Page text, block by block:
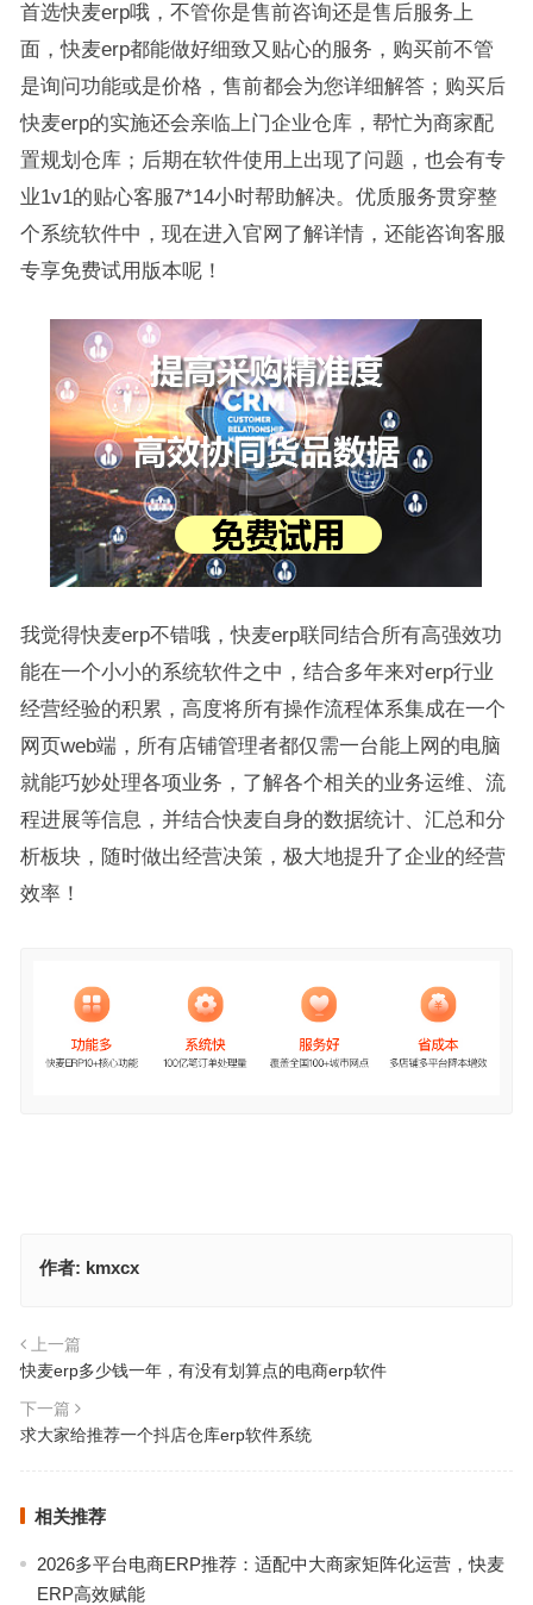
首选快麦erp哦，不管你是售前咨询还是售后服务上
面，快麦erp都能做好细致又贴心的服务，购买前不管
是询问功能或是价格，售前都会为您详细解答；购买后
快麦erp的实施还会亲临上门企业仓库，帮忙为商家配
置规划仓库；后期在软件使用上出现了问题，也会有专
业1v1的贴心客服7*14小时帮助解决。优质服务贯穿整
个系统软件中，现在进入官网了解详情，还能咨询客服
专享免费试用版本呢！
我觉得快麦erp不错哦，快麦erp联同结合所有高强效功
能在一个小小的系统软件之中，结合多年来对erp行业
经营经验的积累，高度将所有操作流程体系集成在一个
网页web端，所有店铺管理者都仅需一台能上网的电脑
就能巧妙处理各项业务，了解各个相关的业务运维、流
程进展等信息，并结合快麦自身的数据统计、汇总和分
析板块，随时做出经营决策，极大地提升了企业的经营
效率！
作者: kmxcx
上一篇
快麦erp多少钱一年，有没有划算点的电商erp软件
下一篇
求大家给推荐一个抖店仓库erp软件系统
相关推荐
2026多平台电商ERP推荐：适配中大商家矩阵化运营，快麦
ERP高效赋能